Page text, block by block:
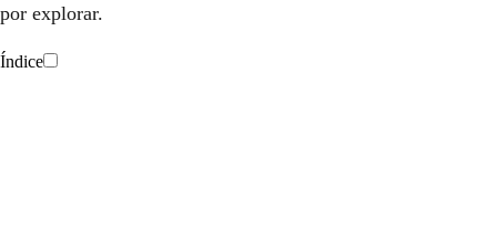
por explorar.
Índice